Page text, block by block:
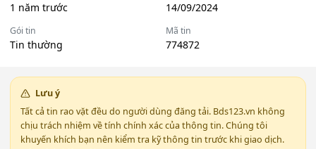
1 năm trước 14/09/2024
Gói tin
Tin thường
Mã tin
774872
Lưu ý
Tất cả tin rao vặt đều do người dùng đăng tải. Bds123.vn không
chịu trách nhiệm về tính chính xác của thông tin. Chúng tôi
khuyến khích bạn nên kiểm tra kỹ thông tin trước khi giao dịch.